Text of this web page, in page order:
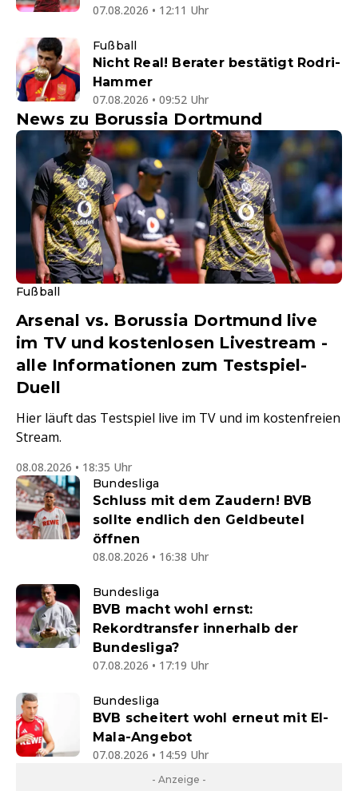
07.08.2026 • 12:11 Uhr
Fußball
Nicht Real! Berater bestätigt Rodri-
Hammer
07.08.2026 • 09:52 Uhr
News zu Borussia Dortmund
Fußball
Arsenal vs. Borussia Dortmund live
im TV und kostenlosen Livestream -
alle Informationen zum Testspiel-
Duell
Hier läuft das Testspiel live im TV und im kostenfreien
Stream.
08.08.2026 • 18:35 Uhr
Bundesliga
Schluss mit dem Zaudern! BVB
sollte endlich den Geldbeutel
öffnen
08.08.2026 • 16:38 Uhr
Bundesliga
BVB macht wohl ernst:
Rekordtransfer innerhalb der
Bundesliga?
07.08.2026 • 17:19 Uhr
Bundesliga
BVB scheitert wohl erneut mit El-
Mala-Angebot
07.08.2026 • 14:59 Uhr
- Anzeige -